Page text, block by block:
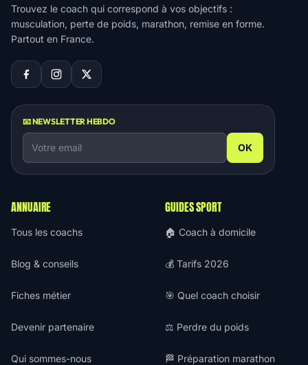
Trouvez le coach qui correspond à vos objectifs :
musculation, perte de poids, marathon, remise en forme.
Partout en France.
📧 NEWSLETTER HEBDO
OK
ANNUAIRE
Tous les coachs
Blog & conseils
Fiches métier
Devenir partenaire
Qui sommes-nous
GUIDES SPORT
🏠 Coach à domicile
💰 Tarifs 2026
🎯 Quel coach choisir
⚖️ Perdre du poids
🏁 Préparation marathon